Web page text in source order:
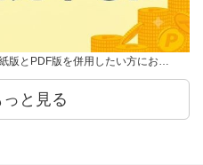
版とPDF版を併用したい方にお…
と見る